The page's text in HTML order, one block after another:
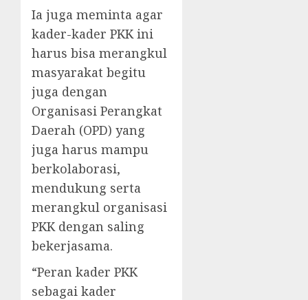
Ia juga meminta agar
kader-kader PKK ini
harus bisa merangkul
masyarakat begitu
juga dengan
Organisasi Perangkat
Daerah (OPD) yang
juga harus mampu
berkolaborasi,
mendukung serta
merangkul organisasi
PKK dengan saling
bekerjasama.
“Peran kader PKK
sebagai kader